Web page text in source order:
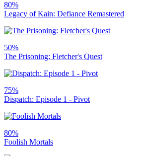
80%
Legacy of Kain: Defiance Remastered
50%
The Prisoning: Fletcher's Quest
75%
Dispatch: Episode 1 - Pivot
80%
Foolish Mortals